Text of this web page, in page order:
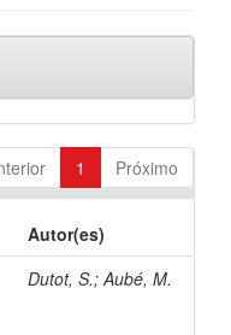
1 Próximo
Autor(es)
Dutot, S.; Aubé, M.